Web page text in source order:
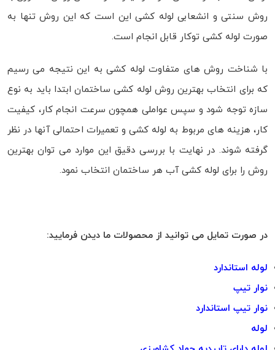
روش سنتی و انشعابی لوله کشی این است که این روش تنها به
صورت لوله کشی توکار قابل انجام است.
با شناخت روش های متفاوت لوله کشی به این نتیجه می رسیم
که برای انتخاب بهترین روش لوله کشی ساختمان ابتدا باید به نوع
سازه توجه شود و سپس عواملی همچون سرعت انجام کار، کیفیت
کار، هزینه های مربوط به لوله کشی و تعمیرات احتمالی آنها در نظر
گرفته شوند. در نهایت با بررسی دقیق این موارد می توان بهترین
روش را برای لوله کشی آب هر ساختمان انتخاب نمود.
در صورت تمایل می توانید از محصولات ما دیدن فرمایید:
لوله استاندارد
نوار تیپ
نوار تیپ استاندارد
لوله